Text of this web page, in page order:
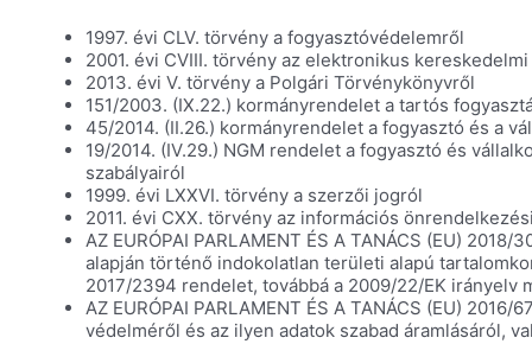
1997. évi CLV. törvény a fogyasztóvédelemről
2001. évi CVIII. törvény az elektronikus
2013. évi V. törvény a Polgári Törvénykönyvről
151/2003. (IX.22.) kormányrendelet a tartós
45/2014. (II.26.) kormányrendelet a fogyasztó és a
19/2014. (IV.29.) NGM rendelet a fogyasztó és
szabályairól
1999. évi LXXVI. törvény a szerzői jogról
2011. évi CXX. törvény az információs
AZ EURÓPAI PARLAMENT ÉS A TANÁCS (EU)
alapján történő indokolatlan területi alapú
2017/2394 rendelet, továbbá a 2009/22/EK irányelv
AZ EURÓPAI PARLAMENT ÉS A TANÁCS (EU)
védelméről és az ilyen adatok szabad áramlásáról,